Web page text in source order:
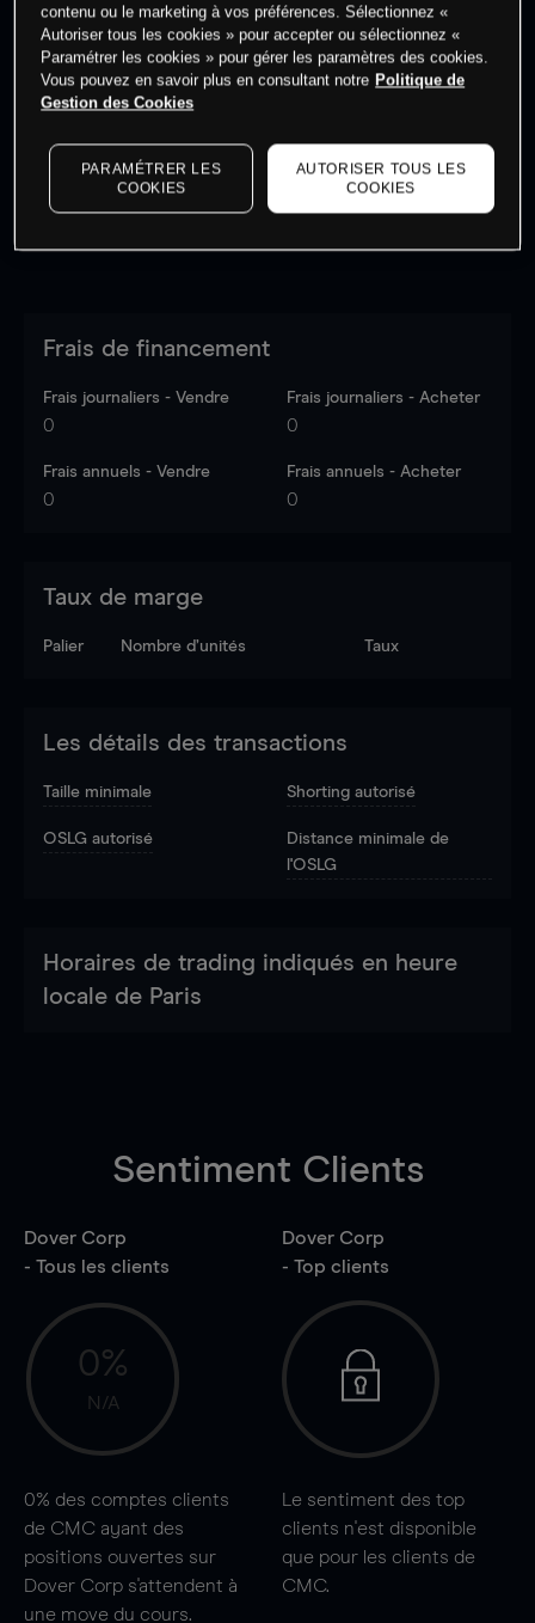
Les prix sont indicatifs.Connectez-vous pour voir les
dernières données du marché.
Frais de financement
Frais journaliers - Vendre
0
Frais journaliers - Acheter
0
Frais annuels - Vendre
0
Frais annuels - Acheter
0
Taux de marge
Palier Nombre d’unités Taux
Les détails des transactions
Taille minimale Shorting autorisé
OSLG autorisé
Distance minimale de
l'OSLG
Horaires de trading indiqués en heure
locale de Paris
Sentiment Clients
Dover Corp
- Tous les clients
0%
N/A
0% des comptes clients
de CMC ayant des
positions ouvertes sur
Dover Corp s'attendent à
une move du cours.
Dover Corp
- Top clients
Le sentiment des top
clients n'est disponible
que pour les clients de
CMC.
contenu ou le marketing à vos préférences. Sélectionnez «
Autoriser tous les cookies » pour accepter ou sélectionnez «
Paramétrer les cookies » pour gérer les paramètres des cookies.
Vous pouvez en savoir plus en consultant notre Politique de
Gestion des Cookies
PARAMÉTRER LES
COOKIES
AUTORISER TOUS LES
COOKIES